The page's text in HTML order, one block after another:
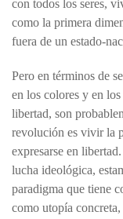
con todos los seres,
como la primera
fuera de un estado-
Pero en términos de
en los colores y en
libertad, son
revolución es vivir la
expresarse en
lucha ideológica,
paradigma que tiene
como utopía